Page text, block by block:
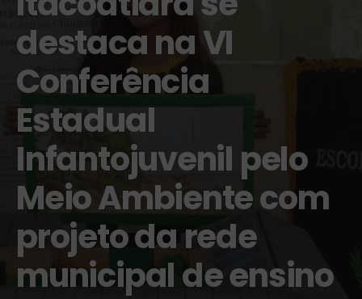
destaca na VI
Conferência
Estadual
Infantojuvenil pelo
Meio Ambiente com
projeto da rede
municipal de ensino